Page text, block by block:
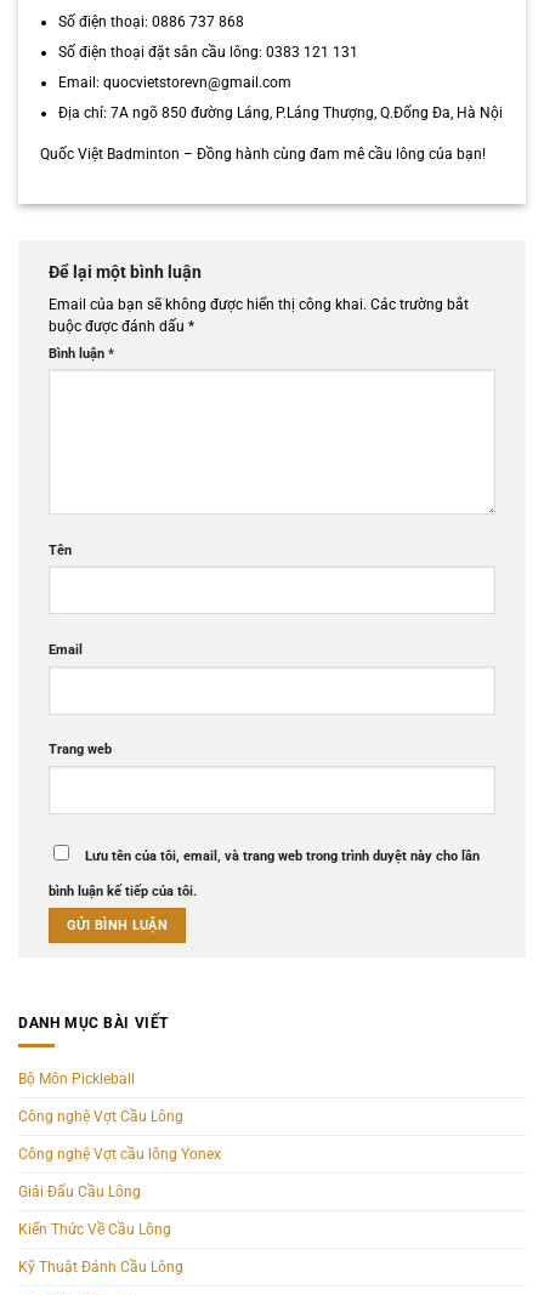
Số điện thoại: 0886 737 868
Số điện thoại đặt sân cầu lông: 0383 121 131
Email: quocvietstorevn@gmail.com
Địa chỉ: 7A ngõ 850 đường Láng, P.Láng Thượng, Q.Đống Đa, Hà Nội
Quốc Việt Badminton – Đồng hành cùng đam mê cầu lông của bạn!
Để lại một bình luận
Email của bạn sẽ không được hiển thị công khai. Các trường bắt
buộc được đánh dấu *
Bình luận *
Tên
Email
Trang web
Lưu tên của tôi, email, và trang web trong trình duyệt này cho lần
bình luận kế tiếp của tôi.
DANH MỤC BÀI VIẾT
Bộ Môn Pickleball
Công nghệ Vợt Cầu Lông
Công nghệ Vợt cầu lông Yonex
Giải Đấu Cầu Lông
Kiến Thức Về Cầu Lông
Kỹ Thuật Đánh Cầu Lông